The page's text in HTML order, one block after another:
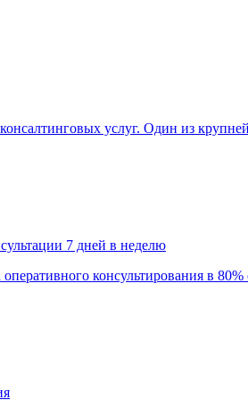
услуг. Один из
7 дней в неделю
консультирования в